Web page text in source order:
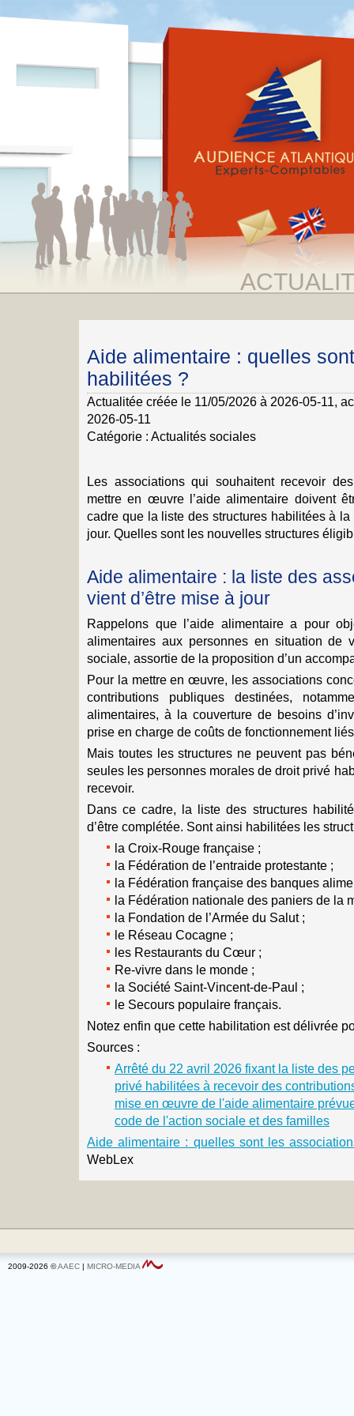
Aide alimentaire : quelles
habilitées ?
Actualitée créée le 11/05/2026 à 2026-05-11,
2026-05-11
Catégorie : Actualités sociales
Les associations qui souhaitent recevoir
mettre en œuvre l’aide alimentaire doivent
cadre que la liste des structures habilitées à la
jour. Quelles sont les nouvelles structures
Aide alimentaire : la liste des
vient d’être mise à jour
Rappelons que l’aide alimentaire a pour
alimentaires aux personnes en situation de
sociale, assortie de la proposition d’un
Pour la mettre en œuvre, les associations
contributions publiques destinées,
alimentaires, à la couverture de besoins
prise en charge de coûts de fonctionnement
Mais toutes les structures ne peuvent pas
seules les personnes morales de droit privé
recevoir.
Dans ce cadre, la liste des structures
d’être complétée. Sont ainsi habilitées les
la Croix-Rouge française ;
la Fédération de l’entraide protestante ;
la Fédération française des banques
la Fédération nationale des paniers de la
la Fondation de l’Armée du Salut ;
le Réseau Cocagne ;
les Restaurants du Cœur ;
Re-vivre dans le monde ;
la Société Saint-Vincent-de-Paul ;
le Secours populaire français.
Notez enfin que cette habilitation est délivrée
Sources :
Arrêté du 22 avril 2026 fixant la liste des
privé habilitées à recevoir des
mise en œuvre de l'aide alimentaire
code de l'action sociale et des familles
Aide alimentaire : quelles sont les
WebLex
2009-2026 ©AAEC | MICRO-MEDIA